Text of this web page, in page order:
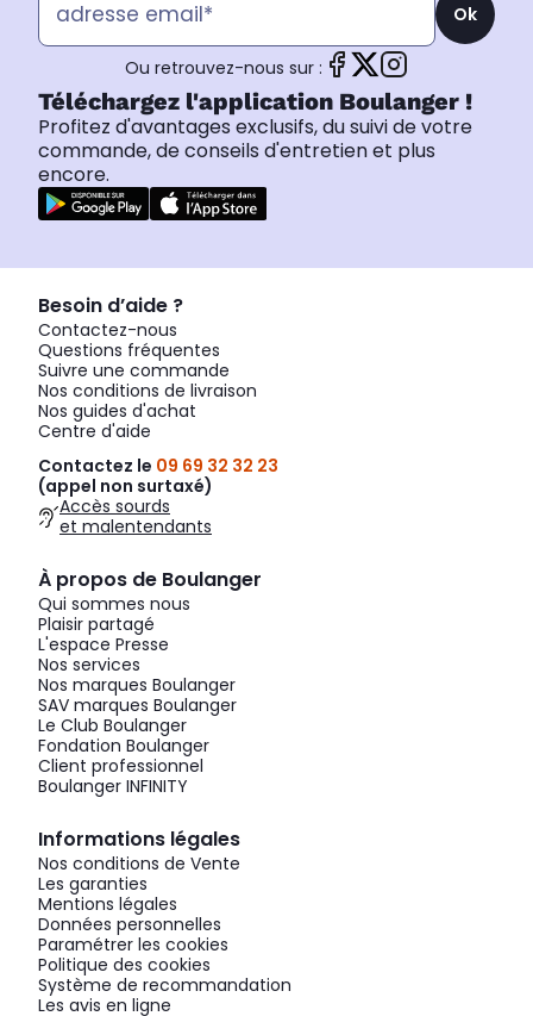
Ok
Ou retrouvez-nous sur :
Téléchargez l'application Boulanger !
Profitez d'avantages exclusifs, du suivi de votre
commande, de conseils d'entretien et plus
encore.
Besoin d’aide ?
Contactez-nous
Questions fréquentes
Suivre une commande
Nos conditions de livraison
Nos guides d'achat
Centre d'aide
Contactez le 09 69 32 32 23
(appel non surtaxé)
Accès sourds
et malentendants
À propos de Boulanger
Qui sommes nous
Plaisir partagé
L'espace Presse
Nos services
Nos marques Boulanger
SAV marques Boulanger
Le Club Boulanger
Fondation Boulanger
Client professionnel
Boulanger INFINITY
Informations légales
Nos conditions de Vente
Les garanties
Mentions légales
Données personnelles
Paramétrer les cookies
Politique des cookies
Système de recommandation
Les avis en ligne